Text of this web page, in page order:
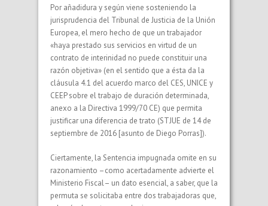
Por añadidura y según viene sosteniendo la
jurisprudencia del Tribunal de Justicia de la Unión
Europea, el mero hecho de que un trabajador
«haya prestado sus servicios en virtud de un
contrato de interinidad no puede constituir una
razón objetiva» (en el sentido que a ésta da la
cláusula 4.1 del acuerdo marco del CES, UNICE y
CEEP sobre el trabajo de duración determinada,
anexo a la Directiva 1999/70 CE) que permita
justificar una diferencia de trato (STJUE de 14 de
septiembre de 2016 [asunto de Diego Porras]).
Ciertamente, la Sentencia impugnada omite en su
razonamiento –como acertadamente advierte el
Ministerio Fiscal– un dato esencial, a saber, que la
permuta se solicitaba entre dos trabajadoras que,